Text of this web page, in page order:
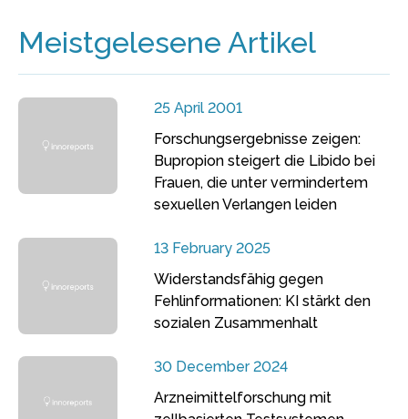
Meistgelesene Artikel
25 April 2001
Forschungsergebnisse zeigen:
Bupropion steigert die Libido bei
Frauen, die unter vermindertem
sexuellen Verlangen leiden
13 February 2025
Widerstandsfähig gegen
Fehlinformationen: KI stärkt den
sozialen Zusammenhalt
30 December 2024
Arzneimittelforschung mit